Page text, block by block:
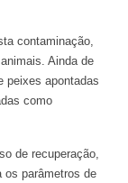
contaminação,
Ainda de
peixes apontadas
como
de recuperação,
os parâmetros de